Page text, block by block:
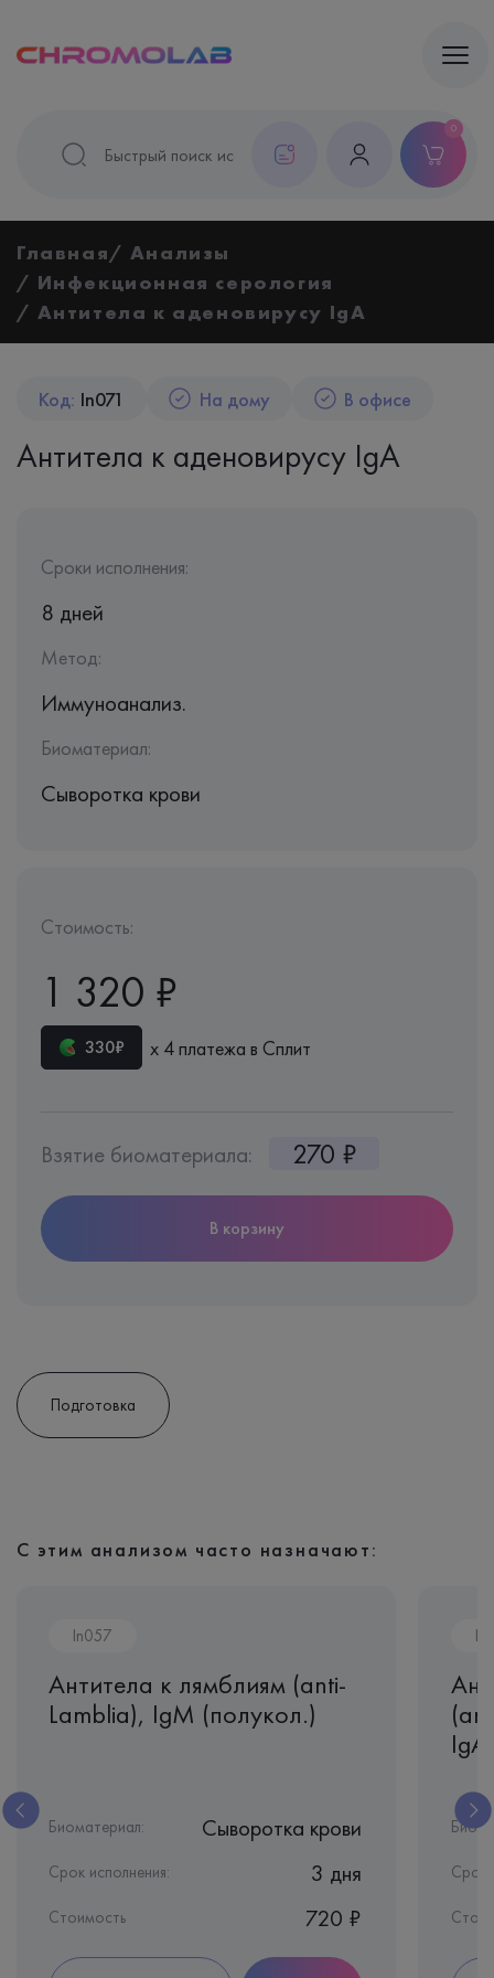
0
Главная
Анализы
Инфекционная серология
Антитела к аденовирусу IgA
Код: In071 На дому В офисе
Антитела к аденовирусу IgA
Сроки исполнения:
8 дней
Метод:
Иммуноанализ.
Биоматериал:
Сыворотка крови
Стоимость:
1 320 ₽
330₽ х 4 платежа в Сплит
Взятие биоматериала: 270 ₽
В корзину
Подготовка
С этим анализом часто назначают:
In057
Антитела к лямблиям (anti-
Lamblia), IgМ (полукол.)
Биоматериал: Сыворотка крови
Срок исполнения: 3 дня
Стоимость 720 ₽
Срок